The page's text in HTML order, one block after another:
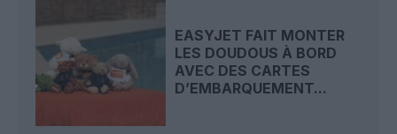
EASYJET FAIT MONTER
LES DOUDOUS À BORD
AVEC DES CARTES
D’EMBARQUEMENT...